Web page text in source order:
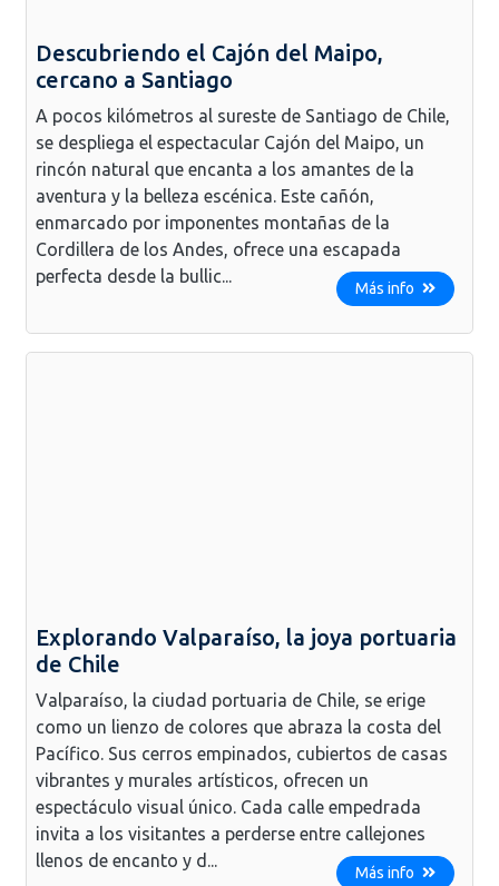
Descubriendo el Cajón del Maipo,
cercano a Santiago
A pocos kilómetros al sureste de Santiago de Chile,
se despliega el espectacular Cajón del Maipo, un
rincón natural que encanta a los amantes de la
aventura y la belleza escénica. Este cañón,
enmarcado por imponentes montañas de la
Cordillera de los Andes, ofrece una escapada
perfecta desde la bullic...
Más info
Explorando Valparaíso, la joya portuaria
de Chile
Valparaíso, la ciudad portuaria de Chile, se erige
como un lienzo de colores que abraza la costa del
Pacífico. Sus cerros empinados, cubiertos de casas
vibrantes y murales artísticos, ofrecen un
espectáculo visual único. Cada calle empedrada
invita a los visitantes a perderse entre callejones
llenos de encanto y d...
Más info